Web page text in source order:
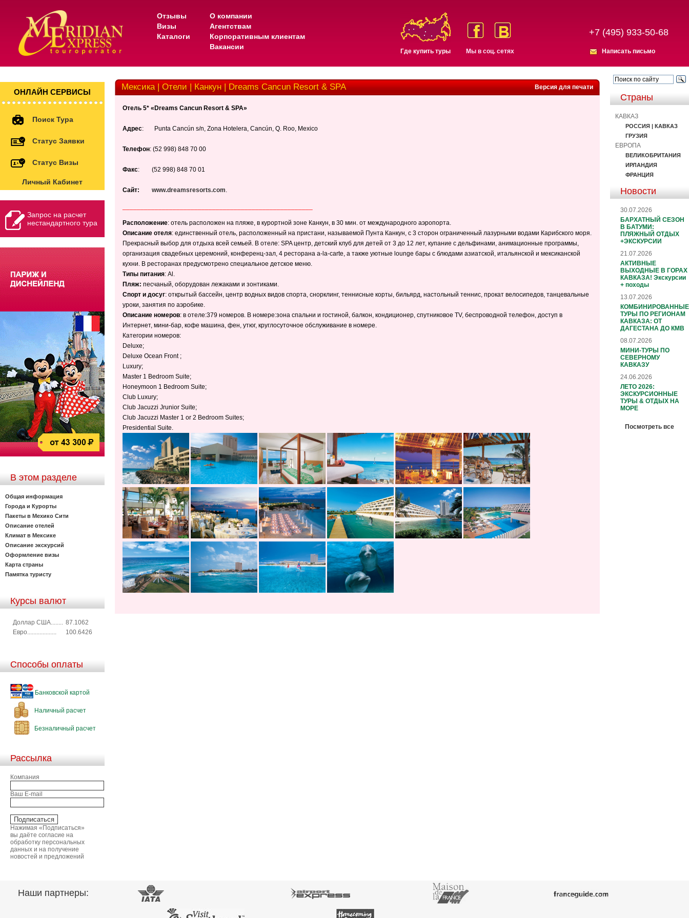
Отзывы
Визы
Каталоги
О компании
Агентствам
Корпоративным клиентам
Вакансии
Где купить туры Мы в соц. сетях
+7 (495) 933-50-68
Написать письмо
ОНЛАЙН СЕРВИСЫ
Поиск Тура
Статус Заявки
Статус Визы
Личный Кабинет
Запрос на расчет
нестандартного тура
В этом разделе
Общая информация
Города и Курорты
Пакеты в Мехико Сити
Описание отелей
Климат в Мексике
Описание экскурсий
Оформление визы
Карта страны
Памятка туристу
Курсы валют
Доллар США........ 87.1062
Евро...................
100.6426
Способы оплаты
Банковской картой
Наличный расчет
Безналичный расчет
Рассылка
Компания
Ваш E-mail
Нажимая «Подписаться»
вы даёте согласие на
обработку персональных
данных и на получение
новостей и предложений
Версия для печати
Мексика | Отели | Канкун | Dreams Cancun Resort & SPA
Отель 5* «Dreams Cancun Resort & SPA»
Адрес: Punta Cancún s/n, Zona Hotelera, Cancún, Q. Roo, Mexico
Телефон: (52 998) 848 70 00
Факс: (52 998) 848 70 01
Сайт: www.dreamsresorts.com.
Расположение: отель расположен на пляже, в курортной зоне Канкун, в 30 мин. от международного аэропорта.
Описание отеля: единственный отель, расположенный на пристани, называемой Пунта Канкун, с 3 сторон ограниченный лазурными водами Карибского моря.
Прекрасный выбор для отдыха всей семьей. В отеле: SPA центр, детский клуб для детей от 3 до 12 лет, купание с дельфинами, анимационные программы,
организация свадебных церемоний, конференц-зал, 4 ресторана a-la-carte, а также уютные lounge бары c блюдами азиатской, итальянской и мексиканской
кухни. В ресторанах предусмотрено специальное детское меню.
Типы питания: Al.
Пляж: песчаный, оборудован лежаками и зонтиками.
Спорт и досуг: открытый бассейн, центр водных видов спорта, снорклинг, теннисные корты, бильярд, настольный теннис, прокат велосипедов, танцевальные
уроки, занятия по аэробике.
Описание номеров: в отеле:379 номеров. В номере:зона спальни и гостиной, балкон, кондиционер, спутниковое TV, беспроводной телефон, доступ в
Интернет, мини-бар, кофе машина, фен, утюг, круглосуточное обслуживание в номере.
Категории номеров:
Deluxe;
Deluxe Ocean Front ;
Luxury;
Master 1 Bedroom Suite;
Honeymoon 1 Bedroom Suite;
Club Luxury;
Club Jacuzzi Jrunior Suite;
Club Jacuzzi Master 1 or 2 Bedroom Suites;
Presidential Suite.
Страны
КАВКАЗ
РОССИЯ | КАВКАЗ
ГРУЗИЯ
ЕВРОПА
ВЕЛИКОБРИТАНИЯ
ИРЛАНДИЯ
ФРАНЦИЯ
Новости
30.07.2026
БАРХАТНЫЙ СЕЗОН
В БАТУМИ:
ПЛЯЖНЫЙ ОТДЫХ
+ЭКСКУРСИИ
21.07.2026
АКТИВНЫЕ
ВЫХОДНЫЕ В ГОРАХ
КАВКАЗА! Экскурсии
+ походы
13.07.2026
КОМБИНИРОВАННЫЕ
ТУРЫ ПО РЕГИОНАМ
КАВКАЗА: ОТ
ДАГЕСТАНА ДО КМВ
08.07.2026
МИНИ-ТУРЫ ПО
СЕВЕРНОМУ
КАВКАЗУ
24.06.2026
ЛЕТО 2026:
ЭКСКУРСИОННЫЕ
ТУРЫ & ОТДЫХ НА
МОРЕ
Посмотреть все
Наши партнеры: